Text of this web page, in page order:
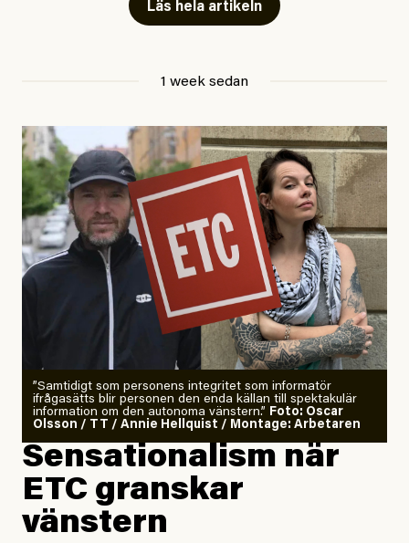
Läs hela artikeln
1 week sedan
”Samtidigt som personens integritet som informatör
ifrågasätts blir personen den enda källan till spektakulär
information om den autonoma vänstern.” Foto: Oscar
Olsson / TT / Annie Hellquist / Montage: Arbetaren
Sensationalism när
ETC granskar
vänstern